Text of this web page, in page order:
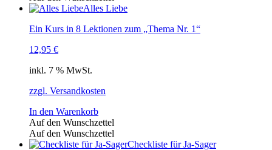
Alles Liebe
Ein Kurs in 8 Lektionen zum „Thema Nr. 1“
12,95 €
inkl. 7 % MwSt.
zzgl. Versandkosten
In den Warenkorb
Auf den Wunschzettel
Auf den Wunschzettel
Checkliste für Ja-Sager